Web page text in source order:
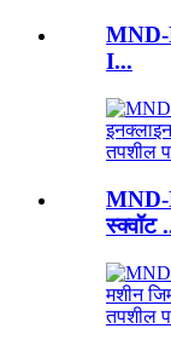
MND-
I...
तपशील
MND-
स्क्वॉट
तपशील